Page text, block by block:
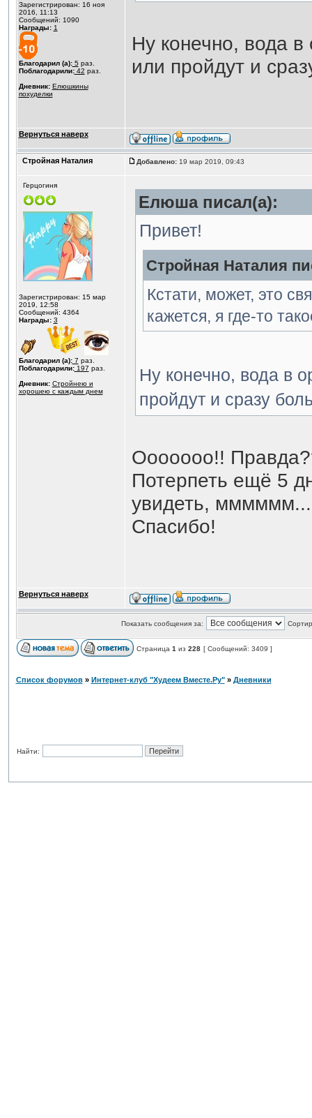
Зарегистрирован: 16 ноя
2016, 11:13
Сообщений: 1090
Награды: 1
Благодарил (а):5 раз.
Поблагодарили:42 раз.
Дневник: Елюшкины
похуделки
Ну конечно, вода
или пройдут и
Вернуться наверх
Стройная Наталия Добавлено:19 мар 2019, 09:43
Герцогиня
Зарегистрирован: 15 мар
2019, 12:58
Сообщений: 4364
Награды: 3
Благодарил (а):7 раз.
Поблагодарили:197 раз.
Дневник: Стройнею и
хорошею с каждым днем
Елюша писал(а):
Привет!
Стройная Наталия
Кстати, может, это
кажется, я где-то
Ну конечно, вода в
пройдут и сразу
Ооооооо!!
Потерпеть ещё 5
увидеть, мммммм...
Спасибо!
Вернуться наверх
Показать сообщения за:
Страница 1 из 228 [ Сообщений: 3409 ]
Список форумов» Интернет-клуб "Худеем Вместе.Ру"» Дневники
Найти: